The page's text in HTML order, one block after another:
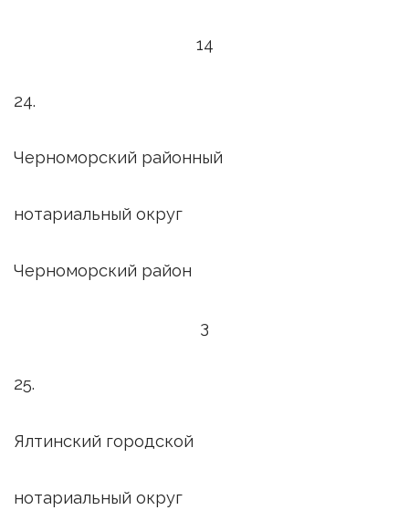
14
24.
Черноморский районный
нотариальный округ
Черноморский район
3
25.
Ялтинский городской
нотариальный округ